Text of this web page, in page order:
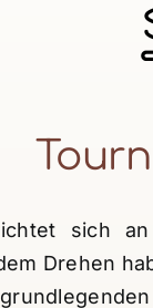
sich
Drehen